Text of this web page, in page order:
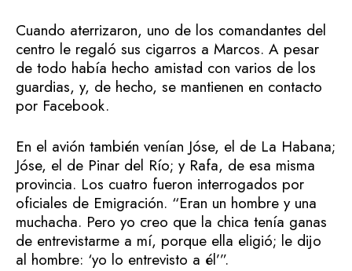
Cuando aterrizaron, uno de los comandantes del
centro le regaló sus cigarros a Marcos. A pesar
de todo había hecho amistad con varios de los
guardias, y, de hecho, se mantienen en contacto
por Facebook.
En el avión también venían Jóse, el de La Habana;
Jóse, el de Pinar del Río; y Rafa, de esa misma
provincia. Los cuatro fueron interrogados por
oficiales de Emigración. “Eran un hombre y una
muchacha. Pero yo creo que la chica tenía ganas
de entrevistarme a mí, porque ella eligió; le dijo
al hombre: ‘yo lo entrevisto a él’”.